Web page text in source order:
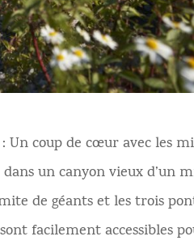
: Un coup de cœur avec les
un canyon vieux d’un
de géants et les trois
facilement accessibles